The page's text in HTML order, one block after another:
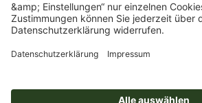
Impressum |
Newsletter
unsere Online-